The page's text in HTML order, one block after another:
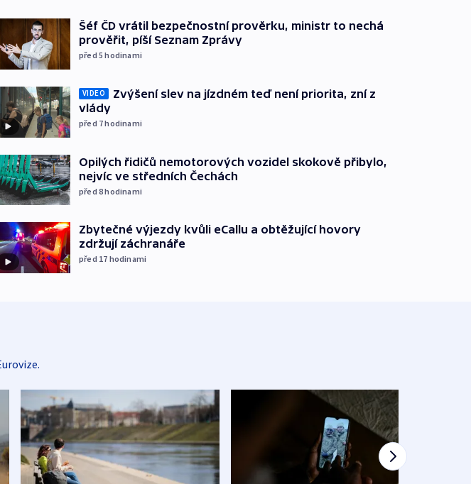
Šéf ČD vrátil bezpečnostní prověrku, ministr to nechá
prověřit, píší Seznam Zprávy
před 5hodinami
VIDEO
Zvýšení slev na jízdném teď není priorita, zní z
vlády
před 7hodinami
Opilých řidičů nemotorových vozidel skokově přibylo,
nejvíc ve středních Čechách
před 8hodinami
Zbytečné výjezdy kvůli eCallu a obtěžující hovory
zdržují záchranáře
před 17 hodinami